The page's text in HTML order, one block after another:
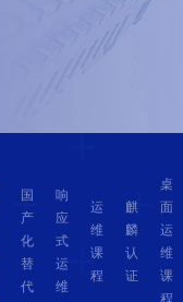
国
产
化
替
代
响
应
式
运
维
运
维
课
程
麒
麟
认
证
桌
面
运
维
课
程